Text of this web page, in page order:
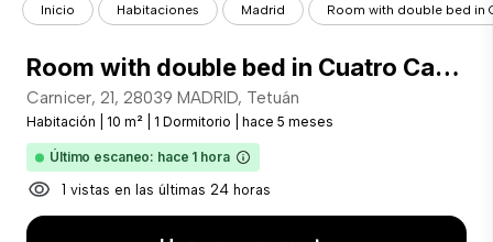
Inicio Habitaciones Madrid Room with double bed in
Room with double bed in Cuatro Caminos
Carnicer, 21, 28039 MADRID, Tetuán
Habitación 10 m² 1 Dormitorio hace 5 meses
Último escaneo: hace 1 hora
1 vistas en las últimas 24 horas